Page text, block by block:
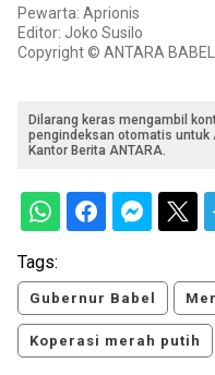
Pewarta: Aprionis
Editor: Joko Susilo
Copyright © ANTARA
Dilarang keras mengambil
pengindeksan otomatis untuk
Kantor Berita ANTARA.
Tags:
Gubernur Babel
Koperasi merah putih